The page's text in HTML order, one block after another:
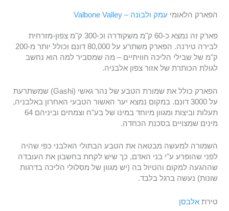
הפארק הלאומי עמק ולבונה – Valbone Valley
פארק זה נמצא כ-60 ק"מ משקודרה וכ-300 ק"מ צפון-מזרחית
לבירה טירנה. הפארק משתרע על 80,000 דונם וכולל יותר מ-200
ק"מ של שבילי הליכה חוויתיים – מה שמסביר למה הוא נחשב
לגולת הכותרת של אזור צפון אלבניה.
הפארק כולל את שמורת הטבע של נהר גאשי (Gashi) שמשתרעת
על 3000 דונם. במקום נמצא יער האשור הטבעי האחרון באלבניה,
תעלות וביצות ומגוון מיוחד במינו של בע"ח וצמחים וביניהם 64
מינים שמצויים בסכנת הכחדה.
השמורה למעשה מבטאה את הטבע הבתולי האלבני כפי שהיה
לפני שהופרע ע"י בני האדם, כך שיש לקחת בחשבון את העובדה
שההגעה למקום והטיול בה (יש מגוון של מסלולי הליכה בדרגות
שונות) נעשה ברגל בלבד.
טירתאלבסן